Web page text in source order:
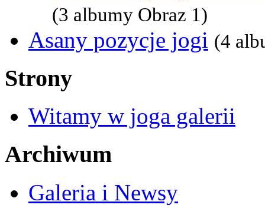
(3 albumy Obraz 1)
Asany pozycje jogi (4
Strony
Witamy w joga galerii
Archiwum
Galeria i Newsy